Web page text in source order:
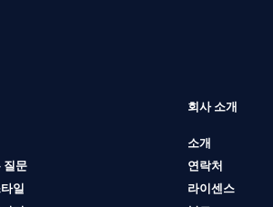
질문
일
회사 소개
소개
연락처
라이센스